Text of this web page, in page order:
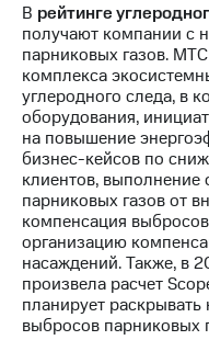
Уведомление
о
погашении
именных
облигаций
Другое
Регистратор
Реквизиты
Контакты
развитие
деловая этика
На главную
В рейтинге
получают компании с
парниковых газов.
комплекса
углеродного следа, в
оборудования,
на повышение
бизнес-кейсов по
клиентов,
парниковых газов от
компенсация
организацию
насаждений. Также, в
произвела расчет
планирует
выбросов парниковых